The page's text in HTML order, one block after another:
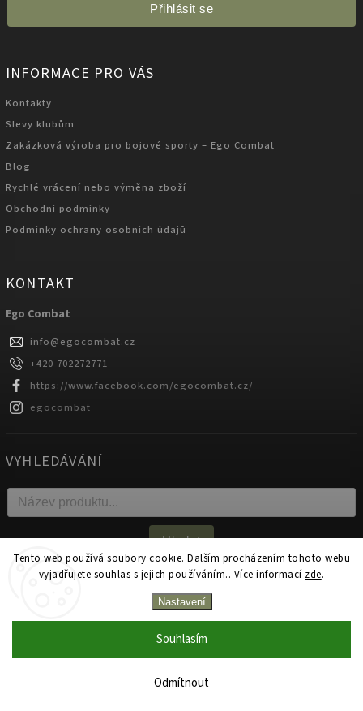
Tento web používá soubory cookie. Dalším procházením tohoto webu
vyjadřujete souhlas s jejich používáním.. Více informací zde.
Nastavení
Odmítnout
Souhlasím
Zakázková výroba na produkty Ego Combat od 1 kusu!
Neváhejte nás oslovit s poptávkou.
Přihlásit se
INFORMACE PRO VÁS
Kontakty
Slevy klubům
Zakázková výroba pro bojové sporty – Ego Combat
Blog
Rychlé vrácení nebo výměna zboží
Obchodní podmínky
Podmínky ochrany osobních údajů
KONTAKT
Ego Combat
info@egocombat.cz
+420 702272771
https://www.facebook.com/egocombat.cz/
egocombat
VYHLEDÁVÁNÍ
Hledat
egocombat.cz. Všechna práva vyhrazena.
Upravit nastavení cookies
Shoptet| DesignShoptak.cz.